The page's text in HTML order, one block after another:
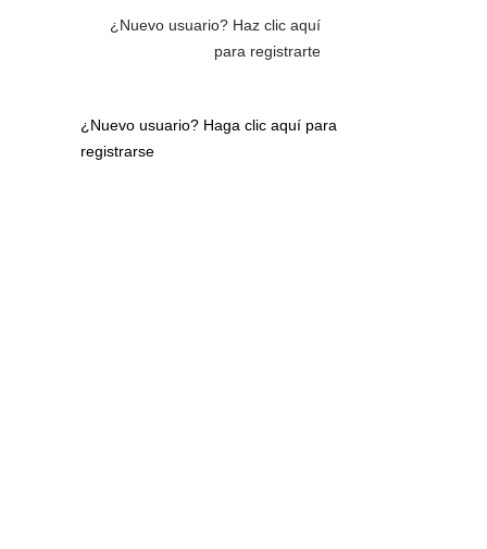
¿Nuevo usuario? Haz clic aquí
para registrarte
¿Nuevo usuario? Haga clic aquí para
registrarse